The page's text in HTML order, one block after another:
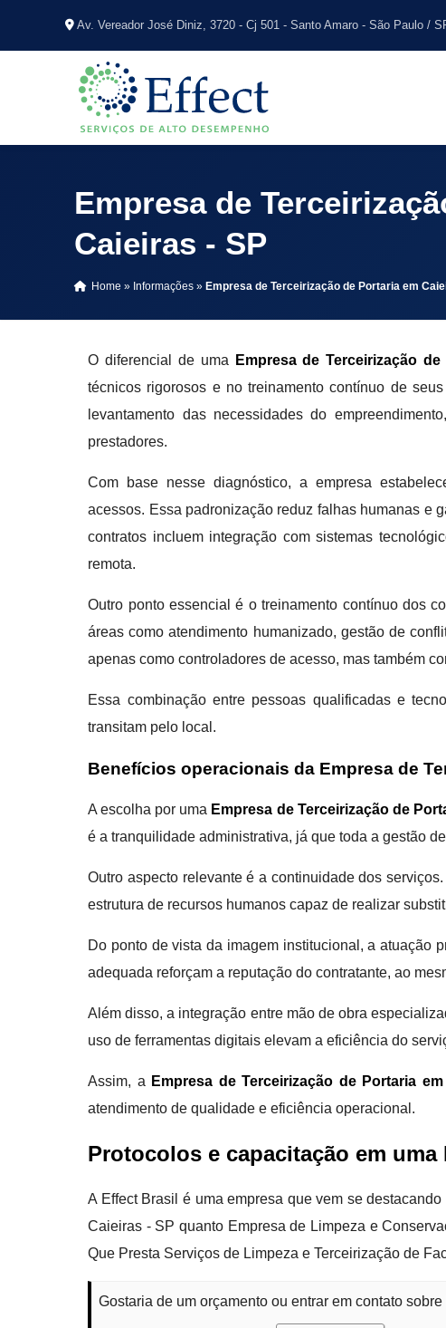
Av. Vereador José Diniz, 3720 - Cj 501 - Santo Amaro - São Paulo /
Empresa de
Caieiras - SP
Home » Informações » Empresa de Terceirização de Portaria em
O diferencial de uma Empresa de Terceirização
técnicos rigorosos e no treinamento contínuo de
levantamento das necessidades do
prestadores.
Com base nesse diagnóstico, a empresa
acessos. Essa padronização reduz falhas humanas e
contratos incluem integração com sistemas
remota.
Outro ponto essencial é o treinamento contínuo dos
áreas como atendimento humanizado, gestão de
apenas como controladores de acesso, mas também
Essa combinação entre pessoas qualificadas e
transitam pelo local.
Benefícios operacionais da Empresa de
A escolha por uma Empresa de Terceirização de
é a tranquilidade administrativa, já que toda a gestão
Outro aspecto relevante é a continuidade dos
estrutura de recursos humanos capaz de realizar
Do ponto de vista da imagem institucional, a atuação
adequada reforçam a reputação do contratante, ao
Além disso, a integração entre mão de obra
uso de ferramentas digitais elevam a eficiência do
Assim, a Empresa de Terceirização de Portaria
atendimento de qualidade e eficiência operacional.
Protocolos e capacitação em
A Effect Brasil é uma empresa que vem se
Caieiras - SP quanto Empresa de Limpeza e
Que Presta Serviços de Limpeza e Terceirização de
Gostaria de um orçamento ou entrar em contato